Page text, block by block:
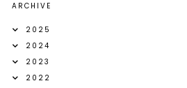
ARCHIVE
2025
2024
2023
2022